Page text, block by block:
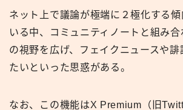
ネット上で議論が極端に２極化する傾
いる中、コミュニティノートと組み
の視野を広げ、フェイクニュースや
たいといった思惑がある。
なお、この機能はX Premium（旧